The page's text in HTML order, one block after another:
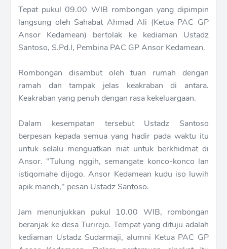
Tepat pukul 09.00 WIB rombongan yang dipimpin
langsung oleh Sahabat Ahmad Ali (Ketua PAC GP
Ansor Kedamean) bertolak ke kediaman Ustadz
Santoso, S.Pd.I, Pembina PAC GP Ansor Kedamean.
Rombongan disambut oleh tuan rumah dengan
ramah dan tampak jelas keakraban di antara.
Keakraban yang penuh dengan rasa kekeluargaan.
Dalam kesempatan tersebut Ustadz Santoso
berpesan kepada semua yang hadir pada waktu itu
untuk selalu menguatkan niat untuk berkhidmat di
Ansor. "Tulung nggih, semangate konco-konco lan
istiqomahe dijogo. Ansor Kedamean kudu iso luwih
apik maneh," pesan Ustadz Santoso.
Jam menunjukkan pukul 10.00 WIB, rombongan
beranjak ke desa Turirejo. Tempat yang dituju adalah
kediaman Ustadz Sudarmaji, alumni Ketua PAC GP